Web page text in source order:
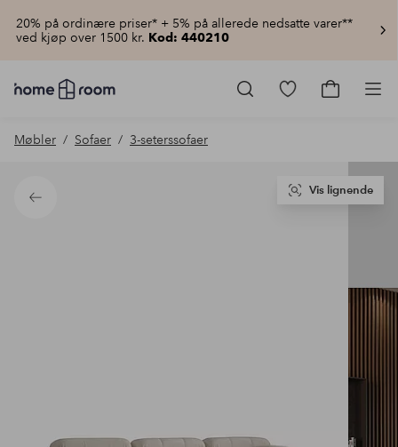
20% på ordinære priser* + 5% på allerede nedsatte varer**
ved kjøp over 1500 kr. Kod: 440210
Homeroom
–
hjemmet
pris
Gå
Gå
Møbler Sofaer 3-seterssofaer
Tilbake
Vis lignende